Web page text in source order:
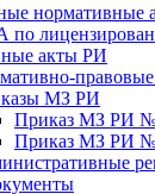
нормативные
по
акты РИ
МЗ РИ
Приказ МЗ РИ
Приказ МЗ РИ